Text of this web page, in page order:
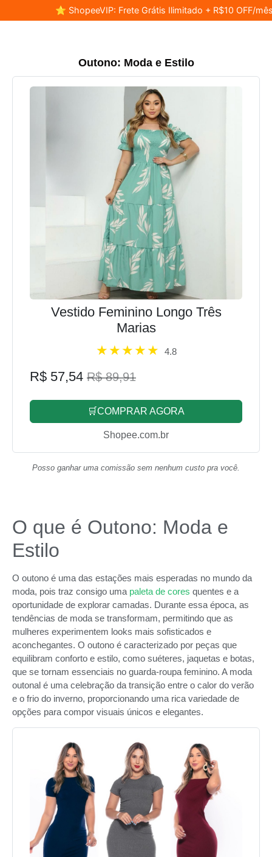
⭐ ShopeeVIP: Frete Grátis Ilimitado + R$10 OFF/
Outono: Moda e Estilo
Vestido Feminino Longo Três
Marias
4.8
R$ 57,54 R$ 89,91
🛒COMPRAR AGORA
Shopee.com.br
Posso ganhar uma comissão sem nenhum custo pra você.
O que é Outono: Moda e
Estilo
O outono é uma das estações mais esperadas no mundo da
moda, pois traz consigo uma paleta de cores quentes e a
oportunidade de explorar camadas. Durante essa época, as
tendências de moda se transformam, permitindo que as
mulheres experimentem looks mais sofisticados e
aconchegantes. O outono é caracterizado por peças que
equilibram conforto e estilo, como suéteres, jaquetas e botas,
que se tornam essenciais no guarda-roupa feminino. A moda
outonal é uma celebração da transição entre o calor do verão
e o frio do inverno, proporcionando uma rica variedade de
opções para compor visuais únicos e elegantes.